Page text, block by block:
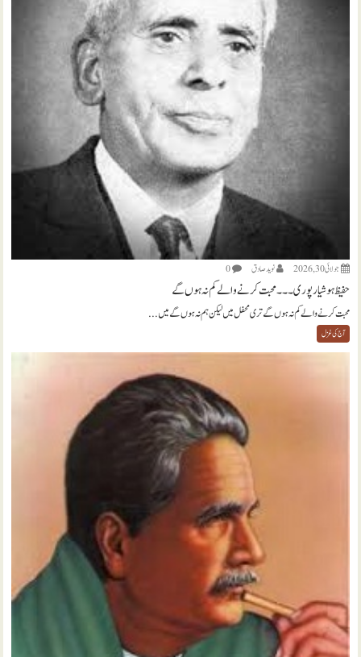
جولائی 30, 2026 نويد صادق 0
حفیظ ہوشیارپوری ۔۔۔ محبت کرنے والے کم نہ ہوں گے
محبت کرنے والے کم نہ ہوں گے تری محفل میں لیکن ہم نہ ہوں گے میں...
آج کی غزل